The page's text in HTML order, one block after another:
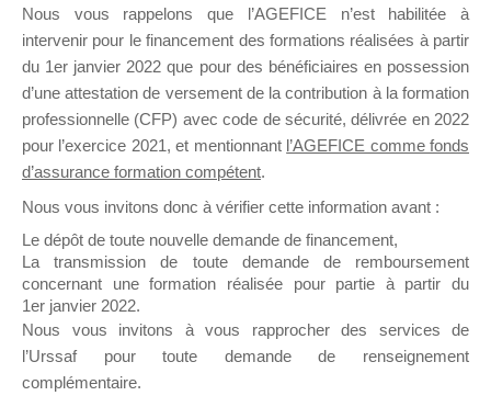
Ce groupe est destiné aux Organismes de
Formation qui souhaitent répondre à l’Appel à
Propositions Mallette du Dirigeant.
sur lequel il est possible de laisser un message
ou poser une question.
NB : Il est nécessaire d’êtreinscrit(e)pour
pouvoir rejoindre ce groupe
Nous vous rappelons que l’AGEFICE n’est habilitée à
intervenir pour le financement des formations réalisées à partir
du 1er janvier 2022 que pour des bénéficiaires en possession
d’une attestation de versement de la contribution à la formation
professionnelle (CFP) avec code de sécurité, délivrée en 2022
pour l’exercice 2021, et mentionnant l’AGEFICE comme fonds
d’assurance formation compétent.
Nous vous invitons donc à vérifier cette information avant :
Le dépôt de toute nouvelle demande de financement,
La transmission de toute demande de remboursement
concernant une formation réalisée pour partie à partir du
1er janvier 2022.
Nous vous invitons à vous rapprocher des services de
l’Urssaf pour toute demande de renseignement
complémentaire.